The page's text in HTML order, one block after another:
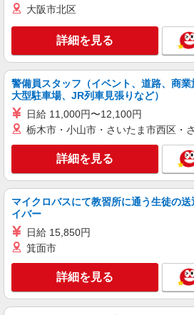
時給1500円〜
名張市内で多数
キープ
株式会社kotrio /●NR-H-2011839
≪名張市≫夜勤なし
時給1500円〜2125
通費全支給(ガソリン代
名張市内で多数
キープ
派遣社員
株式会社kotrio /●NR-H-2051220
名張市＊年齢不問◎
＊サ高住
大阪市北区
詳細を見る
警備員スタッフ（イベント、道路、商業
大型駐車場、JR列車見張りなど）
日給 11,000円〜12,100円
栃木市・小山市・さいたま市西区・
詳細を見る
マイクロバスにて教習所に通う生徒の送
イバー
日給 15,850円
箕面市
詳細を見る